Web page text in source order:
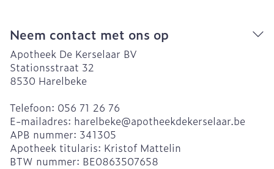
Neem contact met ons op
Apotheek De Kerselaar BV
Stationsstraat 32
8530 Harelbeke
Telefoon: 056 71 26 76
E-mailadres: harelbeke@apotheekdekerselaar.be
APB nummer: 341305
Apotheek titularis: Kristof Mattelin
BTW nummer: BE0863507658